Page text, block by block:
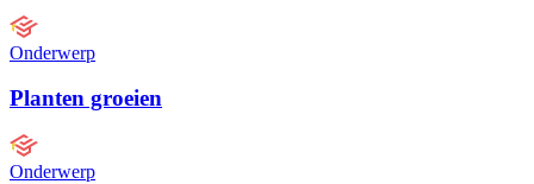
Onderwerp
Planten groeien
Onderwerp